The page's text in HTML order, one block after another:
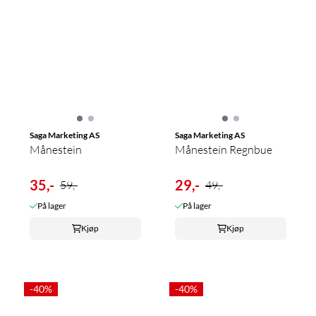
Saga Marketing AS
Månestein
35,- 59,-
På lager
Kjøp
Saga Marketing AS
Månestein Regnbue
29,- 49,-
På lager
Kjøp
-40% -40%